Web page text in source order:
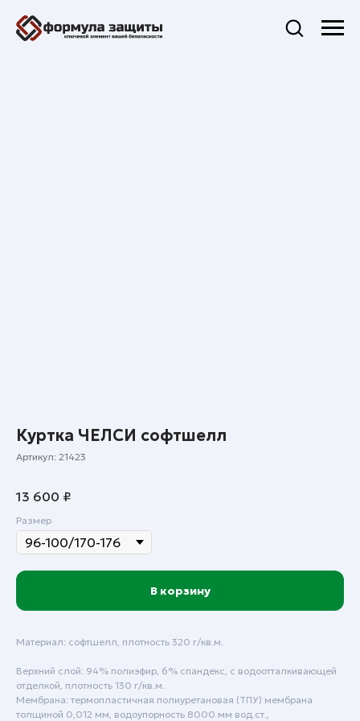
Куртка ЧЕЛСИ софтшелл
Артикул: 21423
13 600 ₽
Размер
В корзину
Материал: софтшелл, плотность 320 г/кв.м.
Верхний слой: 94% полиэфир, 6% спандекс, с водоотталкивающей
отделкой, плотность 130 г/кв.м.
Мембрана: термопластичная полиуретановая (ТПУ) мембрана
толщиной 0,012 мм, водоупорность 8000 мм вод.ст.,
Пн - Пт: с 9:00 до 18:00